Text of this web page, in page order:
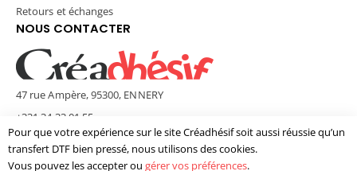
Retours et échanges
NOUS CONTACTER
47 rue Ampère, 95300, ENNERY
+331 34 33 01 55
contact@creadhesif.com
Lun - Ven / 9h30 - 12h00 & 14h00 - 17h00
Pour que votre expérience sur le site Créadhésif soit aussi réussie qu’un
transfert DTF bien pressé, nous utilisons des cookies.
Vous pouvez les accepter ou gérer vos préférences.